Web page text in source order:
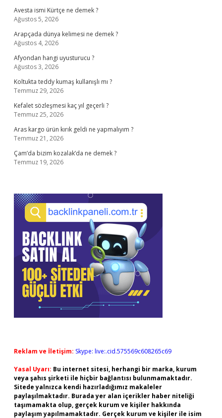
Avesta ismi Kürtçe ne demek ?
Ağustos 5, 2026
Arapçada dünya kelimesi ne demek ?
Ağustos 4, 2026
Afyondan hangi uyusturucu ?
Ağustos 3, 2026
Koltukta teddy kumaş kullanışlı mı ?
Temmuz 29, 2026
Kefalet sözleşmesi kaç yıl geçerli ?
Temmuz 25, 2026
Aras kargo ürün kırık geldi ne yapmalıyım ?
Temmuz 21, 2026
Çam’da bizim kozalak’da ne demek ?
Temmuz 19, 2026
Reklam ve İletişim: Skype: live:.cid.575569c608265c69
Yasal Uyarı: Bu internet sitesi, herhangi bir marka, kurum
veya şahıs şirketi ile hiçbir bağlantısı bulunmamaktadır.
Sitede yalnızca kendi hazırladığımız makaleler
paylaşılmaktadır. Burada yer alan içerikler haber niteliği
taşımamakta olup, gerçek kurum ve kişiler hakkında
paylaşım yapılmamaktadır. Gerçek kurum ve kişiler ile isim